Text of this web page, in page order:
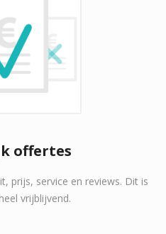
offertes
prijs, service en reviews. Dit is
vrijblijvend.